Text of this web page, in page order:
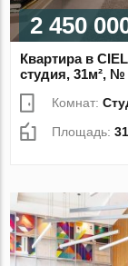
2 450
Квартира в
студия, 31м², №
Комнат:
Площадь: